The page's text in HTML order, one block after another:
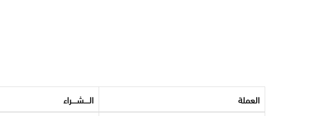
العملة الـــــشـــــراء